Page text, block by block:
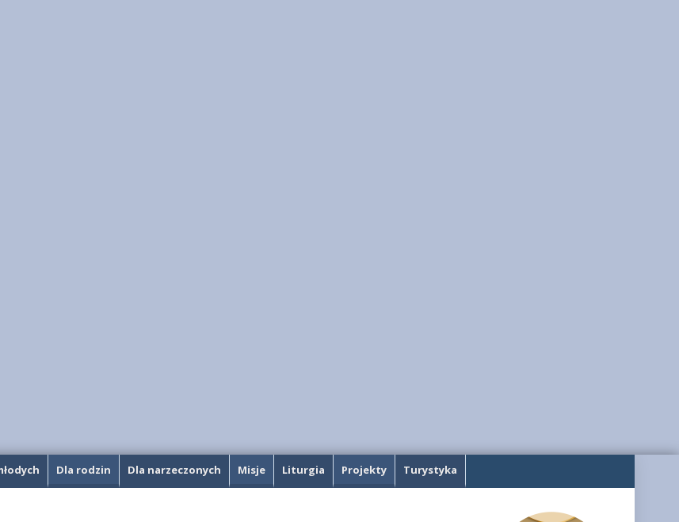
Dla rodzin Dla narzeczonych Misje Liturgia Projekty Turystyka